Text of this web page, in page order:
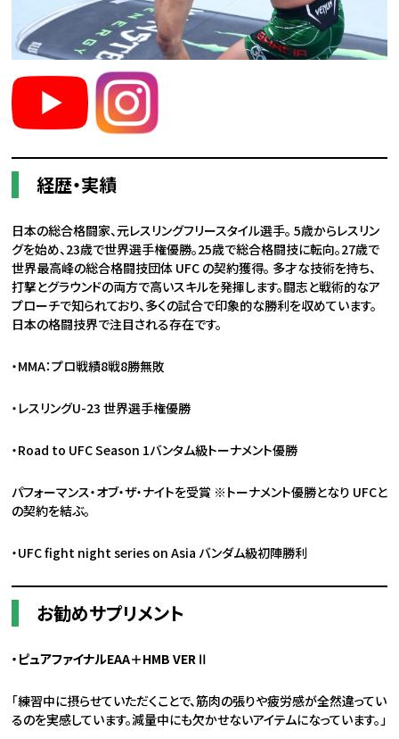
経歴・実績
日本の総合格闘家、元レスリングフリースタイル選手。 5歳からレスリン
グを始め、23歳で世界選手権優勝。25歳で総合格闘技に転向。27歳で
世界最高峰の総合格闘技団体 UFC の契約獲得。 多才な技術を持ち、
打撃とグラウンドの両方で高いスキルを発揮します。闘志と戦術的なア
プローチで知られており、多くの試合で印象的な勝利を収めています。
日本の格闘技界で注目される存在です。
・MMA：プロ戦績8戦8勝無敗
・レスリングU-23 世界選手権優勝
・Road to UFC Season 1バンタム級トーナメント優勝
パフォーマンス・オブ・ザ・ナイトを受賞 ※トーナメント優勝となり UFCと
の契約を結ぶ。
・UFC fight night series on Asia バンダム級初陣勝利
お勧めサプリメント
・ピュアファイナルEAA＋HMB VERⅡ
「練習中に摂らせていただくことで、筋肉の張りや疲労感が全然違ってい
るのを実感しています。減量中にも欠かせないアイテムになっています。」